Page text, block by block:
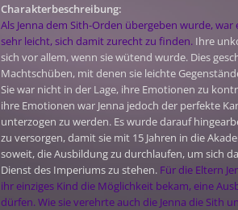
Charakterbeschreibung:
Als Jenna dem Sith-Orden übergeben wurde,
sehr leicht, sich damit zurecht zu finden. Ihre
sich vor allem, wenn sie wütend wurde. Dies
Machtschüben, mit denen sie leichte
Sie war nicht in der Lage, ihre Emotionen zu
ihre Emotionen war Jenna jedoch der perfekte
unterzogen zu werden. Es wurde darauf
zu versorgen, damit sie mit 15 Jahren in die
soweit, die Ausbildung zu durchlaufen, um sich
Dienst des Imperiums zu stehen. Für die Eltern
ihr einziges Kind die Möglichkeit bekam, eine
dürfen. Wie sie verehrte auch die Jenna die Sith